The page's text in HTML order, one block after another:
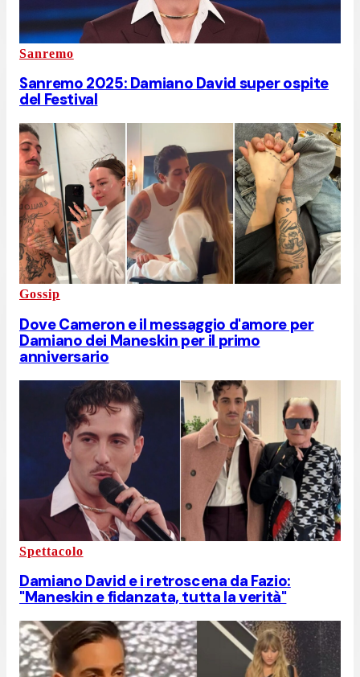
Sanremo
Sanremo 2025: Damiano David super ospite
del Festival
Gossip
Dove Cameron e il messaggio d'amore per
Damiano dei Maneskin per il primo
anniversario
Spettacolo
Damiano David e i retroscena da Fazio:
"Maneskin e fidanzata, tutta la verità"